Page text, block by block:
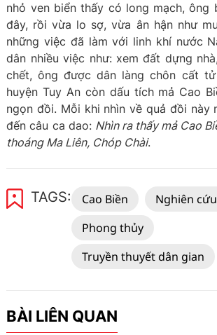
nhỏ ven biển thấy có long mạch, ông
đây, rồi vừa lo sợ, vừa ân hận như
những việc đã làm với linh khí nước
dân nhiều việc như: xem đất dựng
chết, ông được dân làng chôn cất
huyện Tuy An còn dấu tích mả Cao
ngọn đồi. Mỗi khi nhìn về quả đồi này
đến câu ca dao: Nhìn ra thấy mả Cao
thoáng Ma Liên, Chóp Chài.
TAGS: Cao Biền
Nghiên
Phong thủy
Truyền thuyết dân gian
BÀI LIÊN QUAN